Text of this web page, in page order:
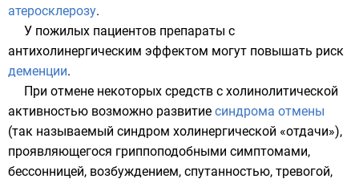
атеросклерозу.
У пожилых пациентов препараты с
антихолинергическим эффектом могут повышать риск
деменции.
При отмене некоторых средств с холинолитической
активностью возможно развитие синдрома отмены
(так называемый синдром холинергической «отдачи»),
проявляющегося гриппоподобными симптомами,
бессонницей, возбуждением, спутанностью, тревогой,